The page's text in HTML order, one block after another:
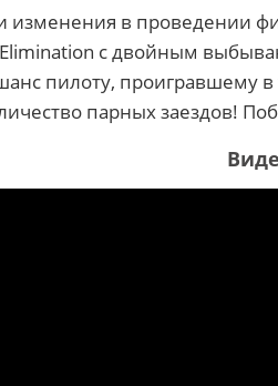
изменения в проведении
с двойным
пилоту, проигравшему
парных заездов!